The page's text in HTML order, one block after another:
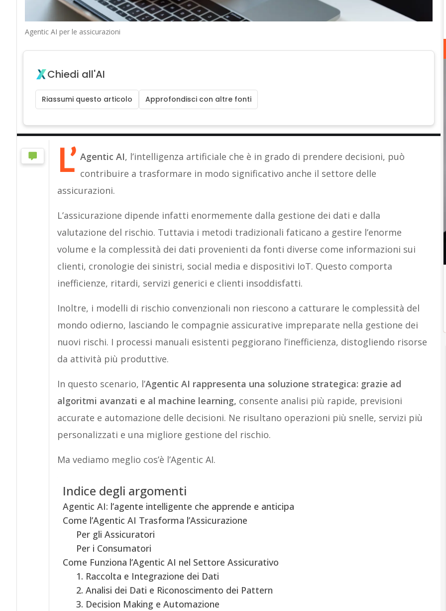
Agentic AI per le assicurazioni
Chiedi all'AI
Riassumi questo articolo Approfondisci con altre fonti
L’ Agentic AI, l’intelligenza artificiale che è in grado di prendere decisioni, può
contribuire a trasformare in modo significativo anche il settore delle
assicurazioni.
L’assicurazione dipende infatti enormemente dalla gestione dei dati e dalla
valutazione del rischio. Tuttavia i metodi tradizionali faticano a gestire l’enorme
volume e la complessità dei dati provenienti da fonti diverse come informazioni sui
clienti, cronologie dei sinistri, social media e dispositivi IoT. Questo comporta
inefficienze, ritardi, servizi generici e clienti insoddisfatti.
Inoltre, i modelli di rischio convenzionali non riescono a catturare le complessità del
mondo odierno, lasciando le compagnie assicurative impreparate nella gestione dei
nuovi rischi. I processi manuali esistenti peggiorano l’inefficienza, distogliendo risorse
da attività più produttive.
In questo scenario, l’Agentic AI rappresenta una soluzione strategica: grazie ad
algoritmi avanzati e al machine learning, consente analisi più rapide, previsioni
accurate e automazione delle decisioni. Ne risultano operazioni più snelle, servizi più
personalizzati e una migliore gestione del rischio.
Ma vediamo meglio cos’è l’Agentic AI.
Indice degli argomenti
Agentic AI: l’agente intelligente che apprende e anticipa
Come l’Agentic AI Trasforma l’Assicurazione
Per gli Assicuratori
Per i Consumatori
Come Funziona l’Agentic AI nel Settore Assicurativo
1. Raccolta e Integrazione dei Dati
2. Analisi dei Dati e Riconoscimento dei Pattern
3. Decision Making e Automazione